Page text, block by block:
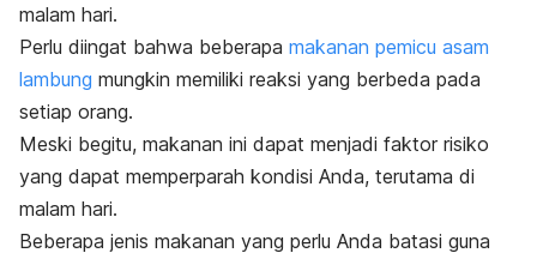
malam hari.
Perlu diingat bahwa beberapa makanan pemicu asam
lambung mungkin memiliki reaksi yang berbeda pada
setiap orang.
Meski begitu, makanan ini dapat menjadi faktor risiko
yang dapat memperparah kondisi Anda, terutama di
malam hari.
Beberapa jenis makanan yang perlu Anda batasi guna